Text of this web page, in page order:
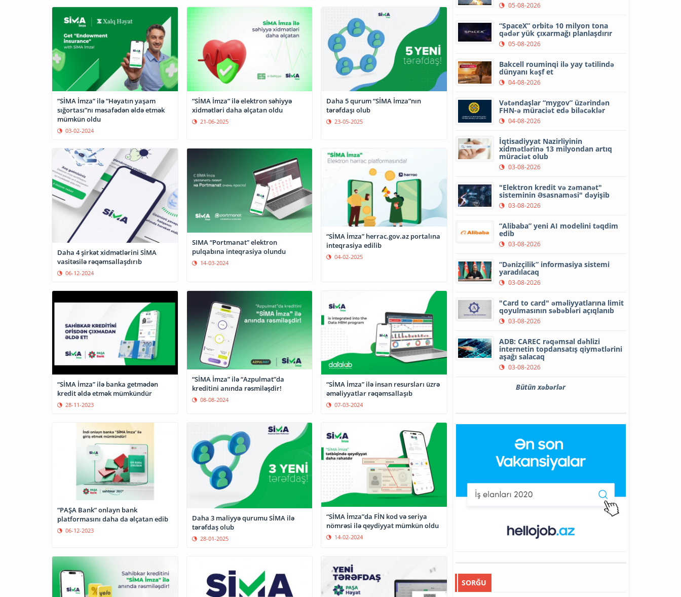
“SİMA İmza” ilə “Həyatın yaşam
sığortası”nı məsafədən əldə etmək
mümkün oldu
03-02-2024
“SİMA İmza” ilə elektron səhiyyə
xidmətləri daha əlçatan oldu
21-06-2025
Daha 5 qurum “SİMA İmza”nın
tərəfdaşı olub
23-05-2025
Daha 4 şirkət xidmətlərini SİMA
vasitəsilə rəqəmsallaşdırıb
06-12-2024
SIMA “Portmanat” elektron
pulqabına inteqrasiya olundu
14-03-2024
“SİMA İmza” herrac.gov.az portalına
inteqrasiya edilib
04-02-2025
“SİMA İmza” ilə banka getmədən
kredit əldə etmək mümkündür
28-11-2023
“SİMA İmza” ilə “Azpulmat”da
kreditini anında rəsmiləşdir!
08-08-2024
“SİMA İmza” ilə insan resursları üzrə
əməliyyatlar rəqəmsallaşıb
07-03-2024
“PAŞA Bank” onlayn bank
platformasını daha da əlçatan edib
06-12-2023
Daha 3 maliyyə qurumu SİMA ilə
tərəfdaş olub
28-01-2025
“SİMA İmza”da FİN kod və seriya
nömrəsi ilə qeydiyyat mümkün oldu
14-02-2024
05-08-2026
“SpaceX” orbitə 10 milyon tona
qədər yük çıxarmağı planlaşdırır
05-08-2026
Bakcell rouminqi ilə yay tətilində
dünyanı kəşf et
04-08-2026
Vətəndaşlar “mygov” üzərindən
FHN-ə müraciət edə biləcəklər
04-08-2026
İqtisadiyyat Nazirliyinin
xidmətlərinə 13 milyondan artıq
müraciət olub
03-08-2026
"Elektron kredit və zəmanət"
sisteminin Əsasnaməsi" dəyişib
03-08-2026
“Alibaba” yeni AI modelini təqdim
edib
03-08-2026
“Dənizçilik” informasiya sistemi
yaradılacaq
03-08-2026
"Card to card" əməliyyatlarına limit
qoyulmasının səbəbləri açıqlanıb
03-08-2026
ADB: CAREC rəqəmsal dəhlizi
internetin topdansatış qiymətlərini
aşağı salacaq
03-08-2026
Bütün xəbərlər
SORĞU